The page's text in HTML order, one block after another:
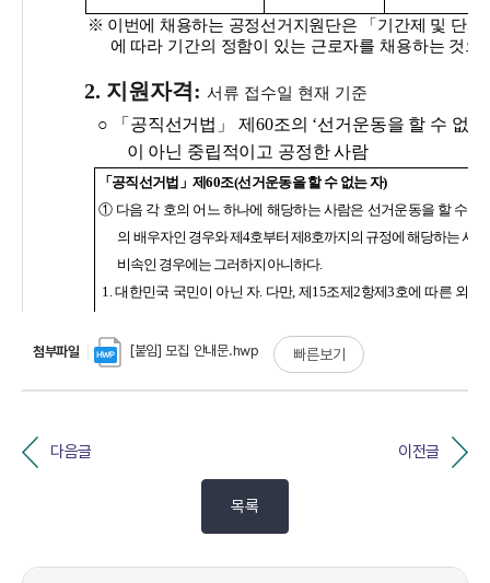
첨부파일 [붙임] 모집 안내문.hwp 빠른보기
다음글 이전글
목록